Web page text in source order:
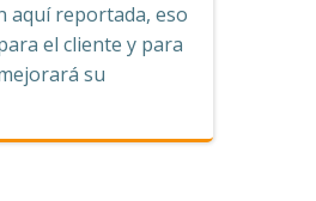
aquí reportada, eso
el cliente y para
su